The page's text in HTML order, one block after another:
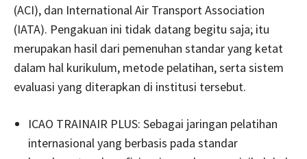
(ACI), dan International Air Transport Association
(IATA). Pengakuan ini tidak datang begitu saja; itu
merupakan hasil dari pemenuhan standar yang ketat
dalam hal kurikulum, metode pelatihan, serta sistem
evaluasi yang diterapkan di institusi tersebut.
ICAO TRAINAIR PLUS: Sebagai jaringan pelatihan
internasional yang berbasis pada standar